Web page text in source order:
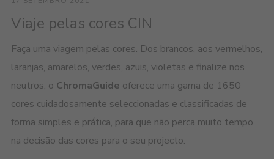
Viaje pelas cores CIN
Faça uma viagem pelas cores. Dos brancos, aos vermelhos,
laranjas, amarelos, verdes, azuis, violetas e finalize nos
neutros, o ChromaGuide oferece uma gama de 1650
cores cuidadosamente seleccionadas e classificadas de
forma simples e prática, para que não perca muito tempo
na decisão das cores para o seu projecto.